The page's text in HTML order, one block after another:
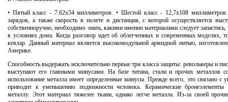
• Пятый класс - 7.62х54 миллиметров. • Шестой класс - 12,7х108
зарядов, а также скорость в полете и дистанция, с которой осуществляется
собственноручно, необходимо знать, какими именно материалами следует
в условиях дома. Когда разговор идет об облегченных и современных моделях,
кевлар. Данный материал является высокомодульной армидной нитью,
Америке.
Способность выдержать исключительно первые три класса защиты: револьверы и
выступают его главными минусами. На базе титана, стали и прочих металлов
использование металла имеет определенные минусы. Прежде всего, это связано с
приводит к уменьшению подвижности человека. Керамические бронеэлементы
металлу. Этот материал тяжелее ткани, однако легче металла. Из-за своей